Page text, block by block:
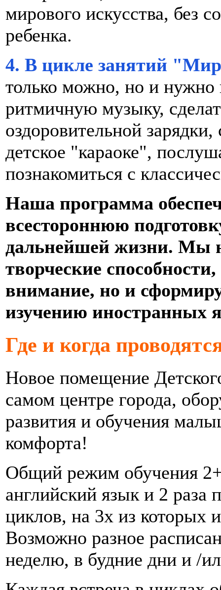
мирового искусства, без
ребенка.
4. В цикле занятий
только можно, но и нужно
ритмичную музыку,
оздоровительной
детское "караоке",
познакомиться с
Наша программа
всестороннюю
дальнейшей жизни. Мы
творческие
внимание, но и
изучению иностранных
Где и когда
Новое помещение
самом центре города,
развития и обучения
комфорта!
Общий режим обучения
английский язык и 2
циклов, на 3х из которых
Возможно разное
неделю, в будние дни и /